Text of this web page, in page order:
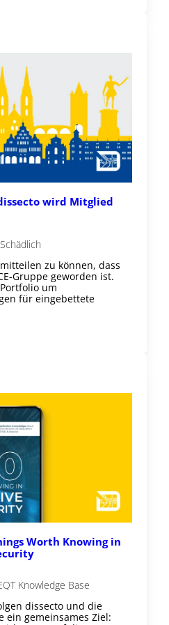
wird Mitglied
zu können, dass
Gruppe geworden ist.
um
für eingebettete
Worth Knowing in
Knowledge Base
dissecto und die
ein gemeinsames Ziel: